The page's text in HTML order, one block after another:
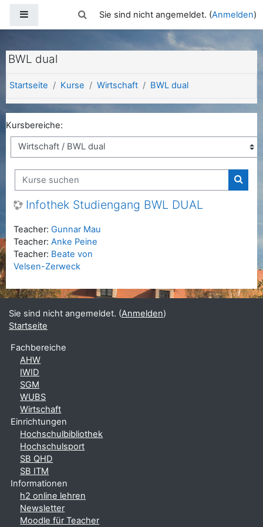
Website-ÜbersichtSucheingabe umschalten
Sie sind nicht angemeldet. (Anmelden)
BWL dual
Startseite Kurse Wirtschaft BWL dual
Kursbereiche:
Kurse suchen
Infothek Studiengang BWL DUAL
Teacher: Gunnar Mau
Teacher: Anke Peine
Teacher: Beate von
Velsen-Zerweck
Sie sind nicht angemeldet. (Anmelden)
Startseite
Fachbereiche
AHW
IWID
SGM
WUBS
Wirtschaft
Einrichtungen
Hochschulbibliothek
Hochschulsport
SB QHD
SB ITM
Informationen
h2 online lehren
Newsletter
Moodle für Teacher